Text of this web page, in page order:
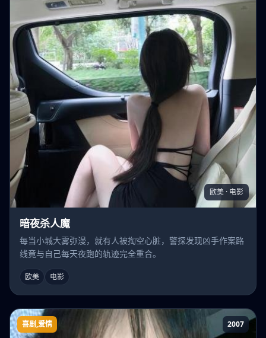
欧美 · 电影
暗夜杀人魔
每当小城大雾弥漫，就有人被掏空心脏，警探发现凶手作案路
线竟与自己每天夜跑的轨迹完全重合。
欧美 电影
结婚证书
喜剧,爱情 2007